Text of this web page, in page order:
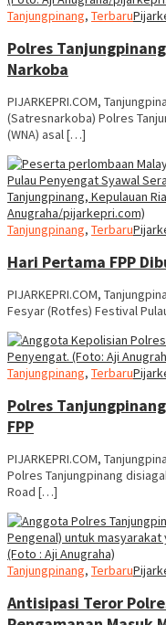
Tanjungpinang, Terbaru
Polres
Narkoba
PIJARKEPRI.COM,
(Satresnarkoba) Polres
(WNA) asal […]
Tanjungpinang, Terbaru
Hari Pertama FPP
PIJARKEPRI.COM,
Fesyar (Rotfes) Festival
Tanjungpinang, Terbaru
Polres
FPP
PIJARKEPRI.COM,
Polres Tanjungpinang
Road […]
Tanjungpinang, Terbaru
Antisipasi Teror